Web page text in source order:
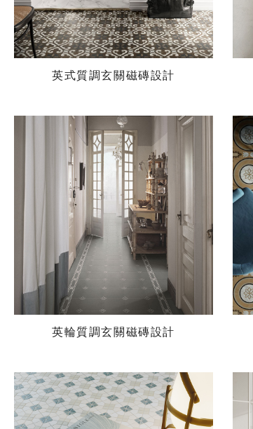
英式質調玄關磁磚設計
英輪質調玄關磁磚設計